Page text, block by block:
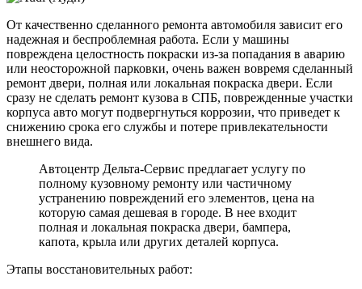
От качественно сделанного ремонта автомобиля зависит его
надежная и беспроблемная работа. Если у машины
повреждена целостность покраски из-за попадания в аварию
или неосторожной парковки, очень важен вовремя сделанный
ремонт двери, полная или локальная покраска двери. Если
сразу не сделать ремонт кузова в СПБ, поврежденные участки
корпуса авто могут подвергнуться коррозии, что приведет к
снижению срока его службы и потере привлекательности
внешнего вида.
Автоцентр Дельта-Сервис предлагает услугу по
полному кузовному ремонту или частичному
устранению повреждений его элементов, цена на
которую самая дешевая в городе. В нее входит
полная и локальная покраска двери, бампера,
капота, крыла или других деталей корпуса.
Этапы восстановительных работ: